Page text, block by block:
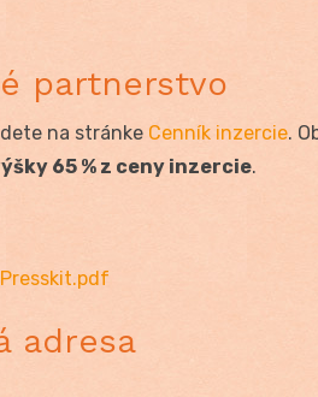
partnerstvo
na stránke Cenník inzercie.
65 % z ceny inzercie.
Presskit.pdf
adresa